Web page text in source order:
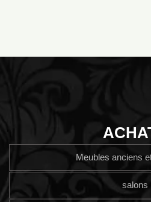
Meubles anciens
salons